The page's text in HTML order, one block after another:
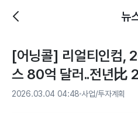
뉴
[어닝콜] 리얼티인컴,
스 80억 달러..전년比
2026.03.04 04:48 사업/투자계획